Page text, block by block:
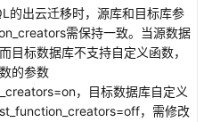
的出云迁移时，源库和目标库参
需保持一致。当源数据
目标数据库不支持自定义函数，
的参数
，目标数据库自定义
，需修改